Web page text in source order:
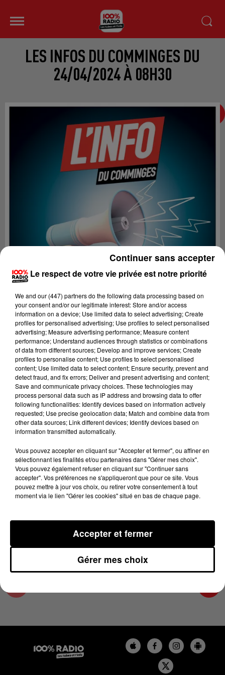
LES INFOS DU COMMINGES DU
24/04/2024 À 08H30
Lecture (4 min 8 sec)
100%
100% Radio les infos du Comminges
24 avril 2024 - 4 min 8 sec
LES INFOS DU COMMINGES DU 24/04/2024 À
08H30
Podcast infos du Comminges
Le respect de votre vie privée est notre priorité
We and our (447) partnersdo the following data processing based on
your consent and/or our legitimate interest: Store and/or access
information on a device; Use limited data to select advertising; Create
profiles for personalised advertising; Use profiles to select personalised
advertising; Measure advertising performance; Measure content
performance; Understand audiences through statistics or combinations
of data from different sources; Develop and improve services; Create
profiles to personalise content; Use profiles to select personalised
content; Use limited data to select content; Ensure security, prevent and
detect fraud, and fix errors; Deliver and present advertising and content;
Save and communicate privacy choices. These technologies may
process personal data such as IP address and browsing data to offer
following functionalities: Identify devices based on information actively
requested; Use precise geolocation data; Match and combine data from
other data sources; Link different devices; Identify devices based on
information transmitted automatically.
Vous pouvez accepter en cliquant sur "Accepter et fermer", ou affiner en
sélectionnant les finalités et/ou partenaires dans "Gérer mes choix".
Vous pouvez également refuser en cliquant sur "Continuer sans
accepter". Vos préférences ne s'appliqueront que pour ce site. Vous
pouvez mettre à jour vos choix, ou retirer votre consentement à tout
moment via le lien "Gérer les cookies" situé en bas de chaque page.
Gérer mes choix
Accepter et fermer
Continuer sans accepter